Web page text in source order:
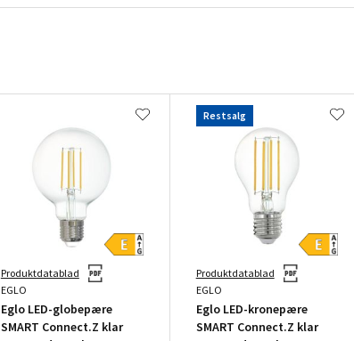
Produktdatablad
EGLO
Eglo LED-globepære
SMART Connect.Z klar
Produktdatablad
Restsalg
EGLO
Eglo LED-kronepære
SMART Connect.Z klar